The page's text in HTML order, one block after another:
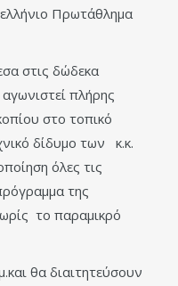
Πρωτάθλημα
στις δώδεκα
πλήρης
στο τοπικό
δίδυμο των κ.κ.
όλες τις
της
το παραμικρό
θα διαιτητεύσουν